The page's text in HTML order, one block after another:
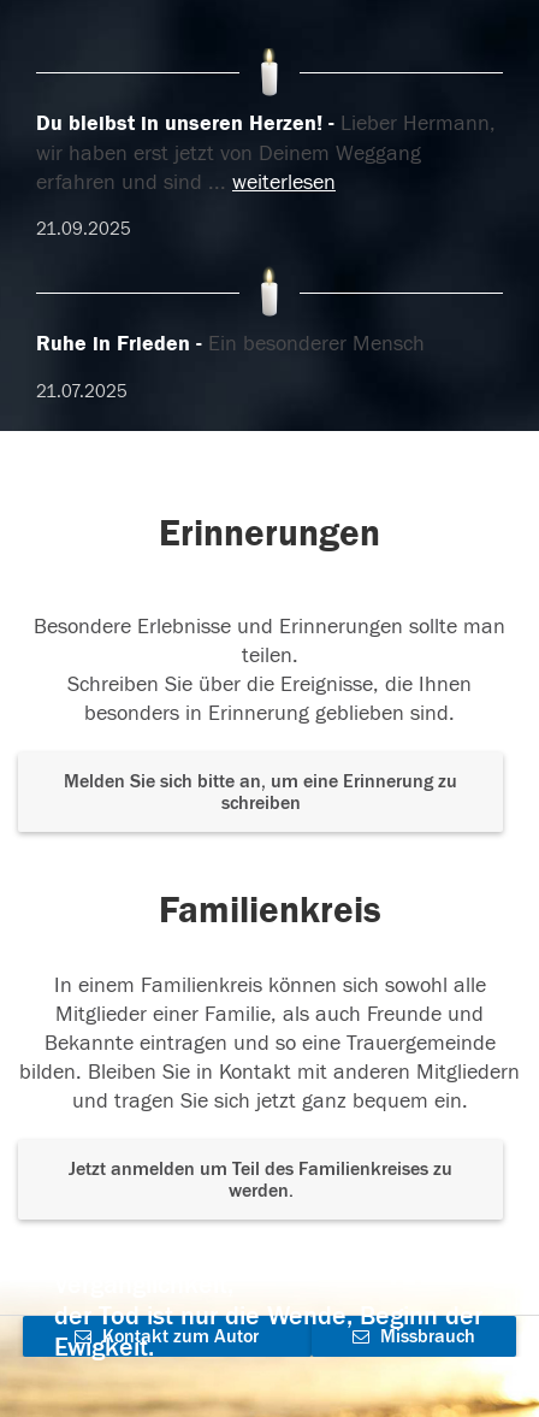
Du bleibst in unseren Herzen!
Lieber Hermann,
wir haben erst jetzt von Deinem Weggang
erfahren und sind ... weiterlesen
21.09.2025
Ruhe in Frieden Ein besonderer Mensch
21.07.2025
Erinnerungen
Besondere Erlebnisse und Erinnerungen sollte man
teilen.
Schreiben Sie über die Ereignisse, die Ihnen
besonders in Erinnerung geblieben sind.
Melden Sie sich bitte an, um eine Erinnerung zu
schreiben
Familienkreis
In einem Familienkreis können sich sowohl alle
Mitglieder einer Familie, als auch Freunde und
Bekannte eintragen und so eine Trauergemeinde
bilden. Bleiben Sie in Kontakt mit anderen Mitgliedern
und tragen Sie sich jetzt ganz bequem ein.
Jetzt anmelden um Teil des Familienkreises zu
werden.
der Tod ist nur die Wende, Beginn der
Ewigkeit.
Kontakt zum Autor
aufnehmen
Missbrauch